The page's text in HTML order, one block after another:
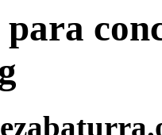
para